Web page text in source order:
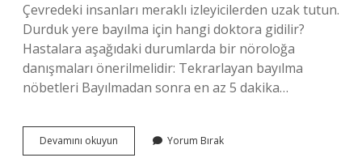
Çevredeki insanları meraklı izleyicilerden uzak tutun.
Durduk yere bayılma için hangi doktora gidilir?
Hastalara aşağıdaki durumlarda bir nöroloğa
danışmaları önerilmelidir: Tekrarlayan bayılma
nöbetleri Bayılmadan sonra en az 5 dakika…
Devamını okuyun
Ara
Yorum Bırak